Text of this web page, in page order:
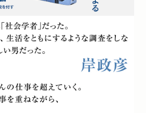
で紹介されました。「急逝した社会
集『沖縄社会論』一周忌に刊行 パシ
大成」